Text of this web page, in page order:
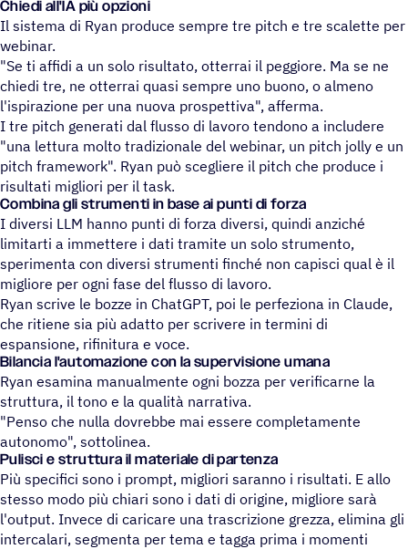
Chiedi all'IA più opzioni
Il sistema di Ryan produce sempre tre pitch e tre scalette per
webinar.
"Se ti affidi a un solo risultato, otterrai il peggiore. Ma se ne
chiedi tre, ne otterrai quasi sempre uno buono, o almeno
l'ispirazione per una nuova prospettiva", afferma.
I tre pitch generati dal flusso di lavoro tendono a includere
"una lettura molto tradizionale del webinar, un pitch jolly e un
pitch framework". Ryan può scegliere il pitch che produce i
risultati migliori per il task.
Combina gli strumenti in base ai punti di forza
I diversi LLM hanno punti di forza diversi, quindi anziché
limitarti a immettere i dati tramite un solo strumento,
sperimenta con diversi strumenti finché non capisci qual è il
migliore per ogni fase del flusso di lavoro.
Ryan scrive le bozze in ChatGPT, poi le perfeziona in Claude,
che ritiene sia più adatto per scrivere in termini di
espansione, rifinitura e voce.
Bilancia l'automazione con la supervisione umana
Ryan esamina manualmente ogni bozza per verificarne la
struttura, il tono e la qualità narrativa.
"Penso che nulla dovrebbe mai essere completamente
autonomo", sottolinea.
Pulisci e struttura il materiale di partenza
Più specifici sono i prompt, migliori saranno i risultati. E allo
stesso modo più chiari sono i dati di origine, migliore sarà
l'output. Invece di caricare una trascrizione grezza, elimina gli
intercalari, segmenta per tema e tagga prima i momenti